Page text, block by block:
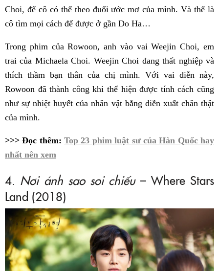
Choi, để cô có thể theo đuổi ước mơ của mình. Và thế là
cô tìm mọi cách để được ở gần Do Ha…
Trong phim của Rowoon, anh vào vai Weejin Choi, em
trai của Michaela Choi. Weejin Choi đang thất nghiệp và
thích thầm bạn thân của chị mình. Với vai diễn này,
Rowoon đã thành công khi thể hiện được tính cách cũng
như sự nhiệt huyết của nhân vật bằng diễn xuất chân thật
của mình.
>>> Đọc thêm:Top 23 phim luật sư của Hàn Quốc hay
nhất nên xem
4. Nơi ánh sao soi chiếu– Where Stars
Land (2018)